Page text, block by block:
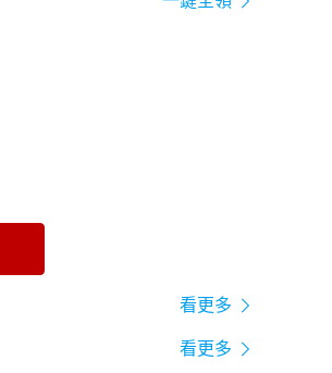
看更多
看更多